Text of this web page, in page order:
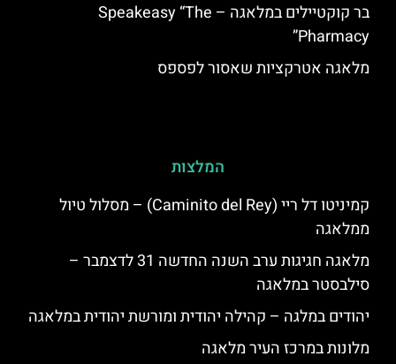
בר קוקטיילים במלאגה – Speakeasy “The
Pharmacy”
מלאגה אטרקציות שאסור לפספס
המלצות
קמיניטו דל ריי (Caminito del Rey) – מסלול טיול
ממלאגה
מלאגה חגיגות ערב השנה החדשה 31 לדצמבר –
סילבסטר במלאגה
יהודים במלגה – קהילה יהודית ומורשת יהודית במלאגה
מלונות במרכז העיר מלאגה